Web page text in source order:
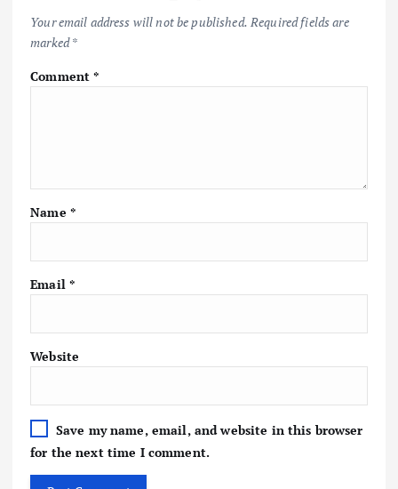
Your email address will not be published. Required fields are
marked*
Comment*
Name *
Email *
Website
Save my name, email, and website in this browser
for the next time I comment.